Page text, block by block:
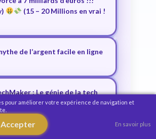
pour améliorer votre expérience de navigation et
Accepter En savoir plus
(15 – 20 Millions en vrai !
de l’argent facile en ligne
: Le génie de la tech
YouTube et le cœur des